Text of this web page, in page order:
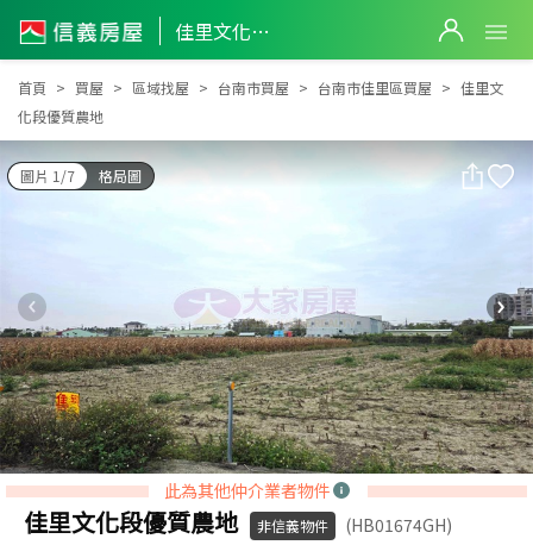
佳里文化段優質農地
佳里文化段優質農地
首頁 買屋 區域找屋 台南市買屋 台南市佳里區買屋
佳里文
化段優質農地
圖片 1/7 格局圖
此為其他仲介業者物件
佳里文化段優質農地 非信義物件
(HB01674GH)